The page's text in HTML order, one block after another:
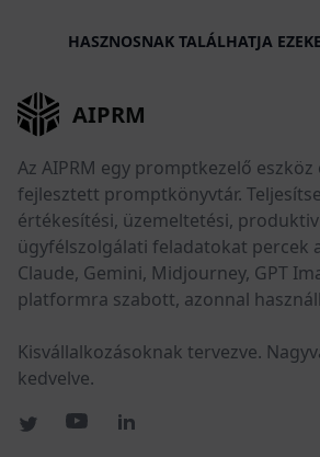
HASZNOSNAK TALÁLHATJA
AIPRM
Az AIPRM egy promptkezelő
fejlesztett promptkönyvtár.
értékesítési, üzemeltetési,
ügyfélszolgálati feladatokat percek
Claude, Gemini, Midjourney, GPT
platformra szabott, azonnal
Kisvállalkozásoknak tervezve.
kedvelve.